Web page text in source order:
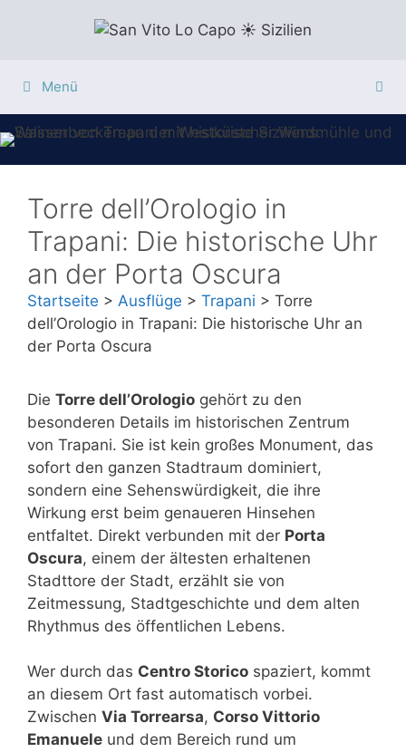
Menü
Torre dell’Orologio in
Trapani: Die historische Uhr
an der Porta Oscura
Startseite > Ausflüge > Trapani > Torre
dell’Orologio in Trapani: Die historische Uhr an
der Porta Oscura
Die Torre dell’Orologio gehört zu den
besonderen Details im historischen Zentrum
von Trapani. Sie ist kein großes Monument, das
sofort den ganzen Stadtraum dominiert,
sondern eine Sehenswürdigkeit, die ihre
Wirkung erst beim genaueren Hinsehen
entfaltet. Direkt verbunden mit der Porta
Oscura, einem der ältesten erhaltenen
Stadttore der Stadt, erzählt sie von
Zeitmessung, Stadtgeschichte und dem alten
Rhythmus des öffentlichen Lebens.
Wer durch das Centro Storico spaziert, kommt
an diesem Ort fast automatisch vorbei.
Zwischen Via Torrearsa, Corso Vittorio
Emanuele und dem Bereich rund um